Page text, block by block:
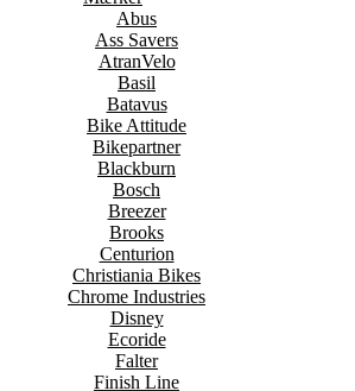
Abus
Ass Savers
AtranVelo
Basil
Batavus
Bike Attitude
Bikepartner
Blackburn
Bosch
Breezer
Brooks
Centurion
Christiania Bikes
Chrome Industries
Disney
Ecoride
Falter
Finish Line